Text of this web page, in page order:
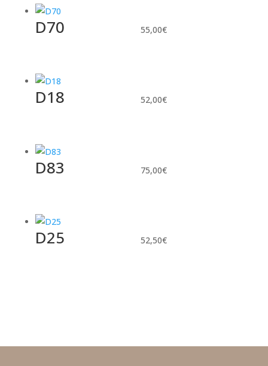
D70 55,00€
D18 52,00€
D83 75,00€
D25 52,50€